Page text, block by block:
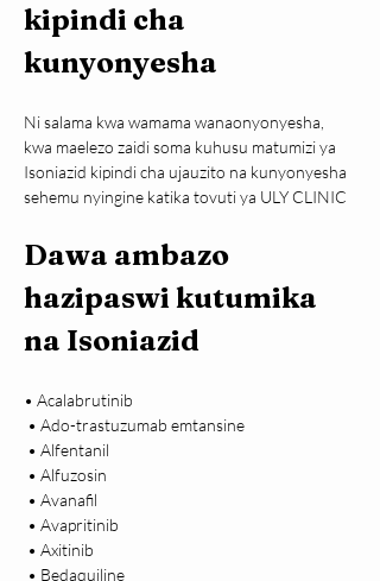
kipindi cha
kunyonyesha
Ni salama kwa wamama wanaonyonyesha,
kwa maelezo zaidi soma kuhusu matumizi ya
Isoniazid kipindi cha ujauzito na kunyonyesha
sehemu nyingine katika tovuti ya ULY CLINIC
Dawa ambazo
hazipaswi kutumika
na Isoniazid
• Acalabrutinib